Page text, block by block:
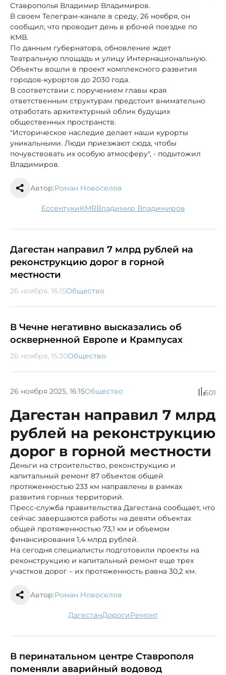
Ставрополья Владимир Владимиров.
В своем Телеграм-канале в среду, 26 ноября, он
сообщил, что проводит день в рбочей поездке по
КМВ.
По данным губернатора, обновление ждет
Театральную площадь и улицу Интернациональную.
Объекты вошли в проект комплексного развития
городов-курортов до 2030 года.
В соответствии с поручением главы края
ответственным структурам предстоит внимательно
отработать архитектурный облик будущих
общественных пространств.
"Историческое наследие делает наши курорты
уникальными. Люди приезжают сюда, чтобы
почувствовать их особую атмосферу", - подытожил
Владимиров.
Автор:Роман Новоселов
Ессентуки КМВ Владимир Владимиров
Дагестан направил 7 млрд рублей на
реконструкцию дорог в горной
местности
26 ноября, 16:15Общество
В Чечне негативно высказались об
оскверненной Европе и Крампусах
26 ноября, 15:30Общество
26 ноября 2025, 16:15Общество 601
Дагестан направил 7 млрд
рублей на реконструкцию
дорог в горной местности
Деньги на строительство, реконструкцию и
капитальный ремонт 87 объектов общей
протяженностью 233 км направлены в рамках
развития горных территорий.
Пресс-служба правительства Дагестана сообщает, что
сейчас завершаются работы на девяти объектах
общей протяженностью 73,1 км и объемом
финансирования 1,4 млрд рублей.
На сегодня специалисты подготовили проекты на
реконструкцию и капитальный ремонт еще трех
участков дорог – их протяженность равна 30,2 км.
Автор:Роман Новоселов
Дагестан дороги ремонт
В перинатальном центре Ставрополя
поменяли аварийный водовод